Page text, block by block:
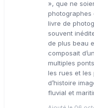
», que ne
photographes
livre de
souvent
de plus beau
composait
multiples
les rues et les
d’histoire
fluvial et